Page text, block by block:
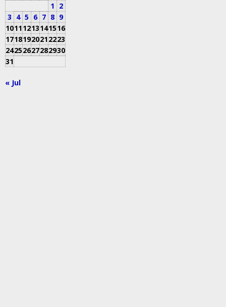
1 2
3 4 5 6 7 8 9
10111213141516
17181920212223
24252627282930
31
« Jul